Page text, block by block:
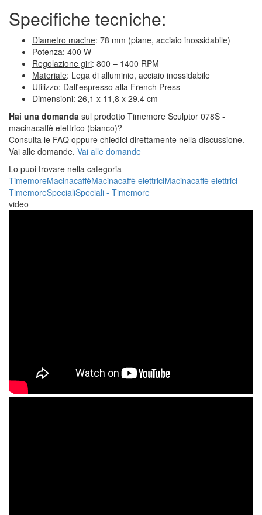
Specifiche tecniche:
Diametro macine: 78 mm (piane, acciaio inossidabile)
Potenza: 400 W
Regolazione giri: 800 – 1400 RPM
Materiale: Lega di alluminio, acciaio inossidabile
Utilizzo: Dall'espresso alla French Press
Dimensioni: 26,1 x 11,8 x 29,4 cm
Hai una domanda sul prodotto Timemore Sculptor 078S -
macinacaffè elettrico (bianco)?
Consulta le FAQ oppure chiedici direttamente nella discussione.
Vai alle domande. Vai alle domande
Lo puoi trovare nella categoria
TimemoreMacinacaffèMacinacaffè elettriciMacinacaffè elettrici -
TimemoreSpecialiSpeciali - Timemore
video